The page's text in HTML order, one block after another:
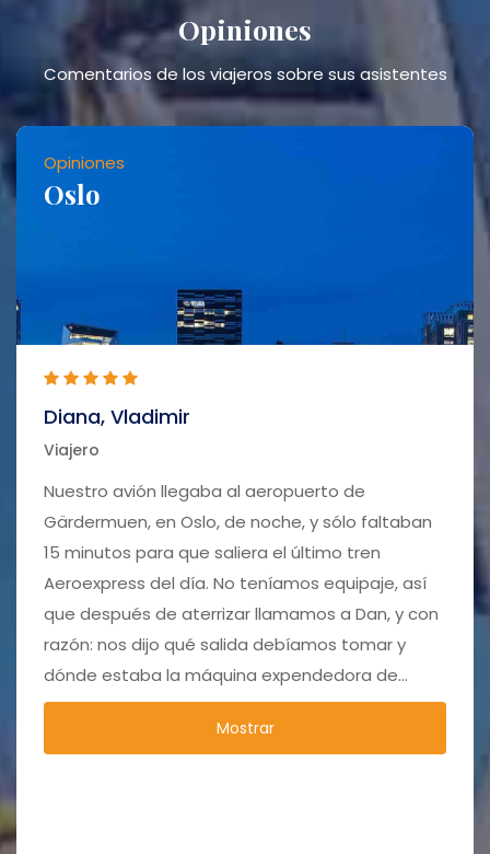
opiniones
Comentarios de los viajeros sobre sus asistentes
Opiniones
Oslo
Diana, Vladimir
Viajero
Nuestro avión llegaba al aeropuerto de
Gärdermuen, en Oslo, de noche, y sólo faltaban
15 minutos para que saliera el último tren
Aeroexpress del día. No teníamos equipaje, así
que después de aterrizar llamamos a Dan, y con
razón: nos dijo qué salida debíamos tomar y
dónde estaba la máquina expendedora de
billetes (teníamos que subir a la primera planta).
Si lo hubiéramos sabido todo nosotros mismos,
Mostrar
pequeño
mejor fue